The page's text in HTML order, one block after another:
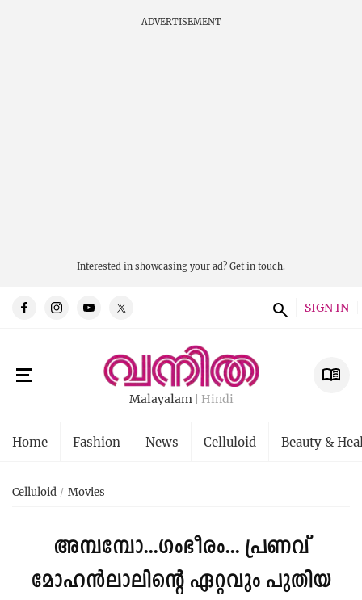
ADVERTISEMENT
Interested in showcasing your ad? Get in touch.
SIGN IN
Malayalam Hindi
Home Fashion News Celluloid Beauty &
Celluloid Movies
അമ്പമ്പോ...ഗംഭീരം... പ്രണവ്
മോഹൻലാലിന്റെ ഏറ്റവും പുതിയ